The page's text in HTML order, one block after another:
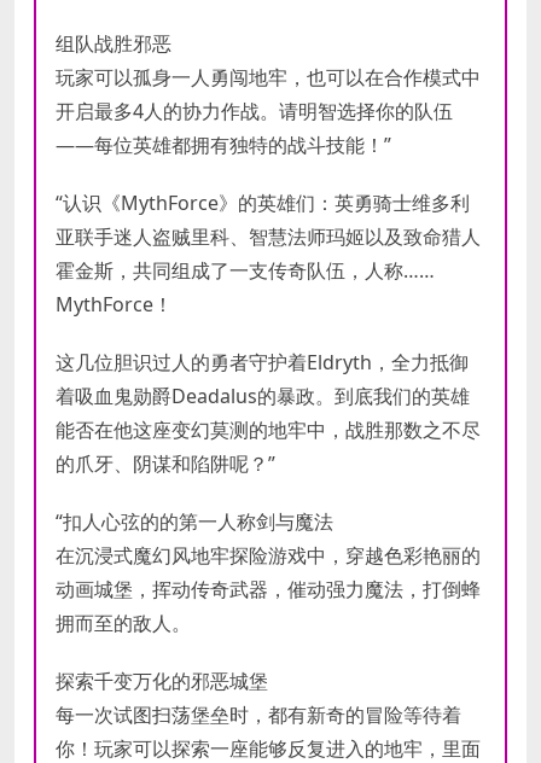
组队战胜邪恶
玩家可以孤身一人勇闯地牢，也可以在合作模式中
开启最多4人的协力作战。请明智选择你的队伍
——每位英雄都拥有独特的战斗技能！”
“认识《MythForce》的英雄们：英勇骑士维多利
亚联手迷人盗贼里科、智慧法师玛姬以及致命猎人
霍金斯，共同组成了一支传奇队伍，人称……
MythForce！
这几位胆识过人的勇者守护着Eldryth，全力抵御
着吸血鬼勋爵Deadalus的暴政。到底我们的英雄
能否在他这座变幻莫测的地牢中，战胜那数之不尽
的爪牙、阴谋和陷阱呢？”
“扣人心弦的的第一人称剑与魔法
在沉浸式魔幻风地牢探险游戏中，穿越色彩艳丽的
动画城堡，挥动传奇武器，催动强力魔法，打倒蜂
拥而至的敌人。
探索千变万化的邪恶城堡
每一次试图扫荡堡垒时，都有新奇的冒险等待着
你！玩家可以探索一座能够反复进入的地牢，里面